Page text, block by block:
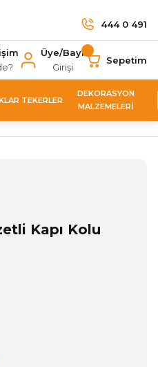
444 0 491
Üye/Bayi
Girişi
Sepetim
TEKERLER
DEKORASYON
MALZEMELERİ
Kapı Kolu